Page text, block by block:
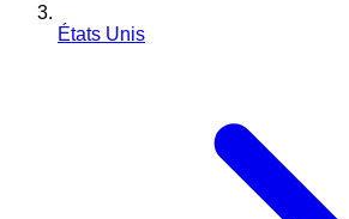
États Unis